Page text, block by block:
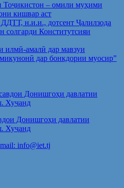
Тоҷикистон – омили муҳими
кишвар аст
н.и.и., дотсент Ҷалилзода
Конститутсияи
илмӣ-амалӣ дар мавзуи
дар бонкдории муосир”
Донишгоҳи давлатии
Хуҷанд
info@iet.tj